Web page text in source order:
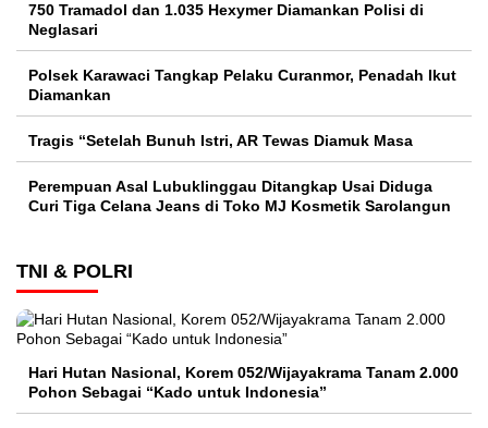
750 Tramadol dan 1.035 Hexymer Diamankan Polisi di
Neglasari
Polsek Karawaci Tangkap Pelaku Curanmor, Penadah Ikut
Diamankan
Tragis “Setelah Bunuh Istri, AR Tewas Diamuk Masa
Perempuan Asal Lubuklinggau Ditangkap Usai Diduga
Curi Tiga Celana Jeans di Toko MJ Kosmetik Sarolangun
TNI & POLRI
Hari Hutan Nasional, Korem 052/Wijayakrama Tanam 2.000
Pohon Sebagai “Kado untuk Indonesia”